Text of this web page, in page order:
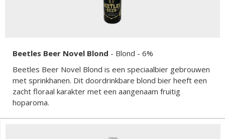
Beetles Beer Novel Blond - Blond - 6%
Beetles Beer Novel Blond is een speciaalbier gebrouwen
met sprinkhanen. Dit doordrinkbare blond bier heeft een
zacht floraal karakter met een aangenaam fruitig
hoparoma.